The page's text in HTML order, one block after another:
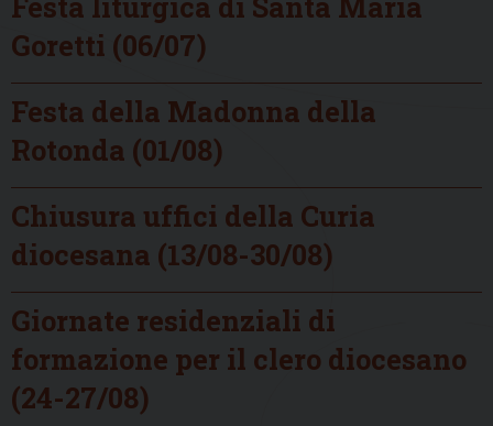
Goretti (06/07)
Festa della Madonna della
Rotonda (01/08)
Chiusura uffici della Curia
diocesana (13/08-30/08)
Giornate residenziali di
formazione per il clero diocesano
(24-27/08)